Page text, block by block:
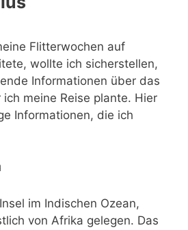
Flitterwochen auf
wollte ich sicherstellen,
Informationen über das
meine Reise plante. Hier
Informationen, die ich
im Indischen Ozean,
von Afrika gelegen. Das